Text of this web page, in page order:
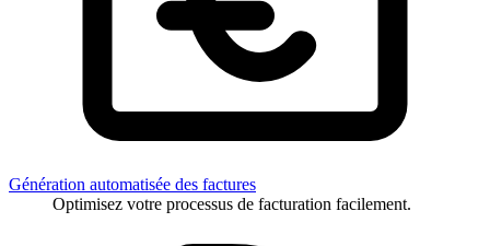
Génération automatisée des factures
Optimisez votre processus de facturation facilement.